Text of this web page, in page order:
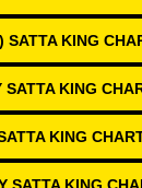
SATTA KING
SATTA KING
KING